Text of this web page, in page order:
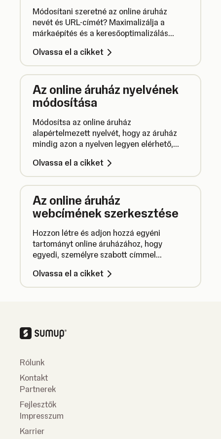
Módosítani szeretné az online áruház
nevét és URL-címét? Maximalizálja a
márkaépítés és a keresőoptimalizálás
Olvassa el a cikket
Az online áruház nyelvének
módosítása
Módosítsa az online áruház
alapértelmezett nyelvét, hogy az áruház
mindig azon a nyelven legyen elérhető,
működik.
Olvassa el a cikket
Az online áruház
webcímének szerkesztése
Hozzon létre és adjon hozzá egyéni
tartományt online áruházához, hogy
egyedi, személyre szabott címmel
Olvassa el a cikket
Rólunk
Kontakt
Partnerek
Fejlesztők
Impresszum
Karrier